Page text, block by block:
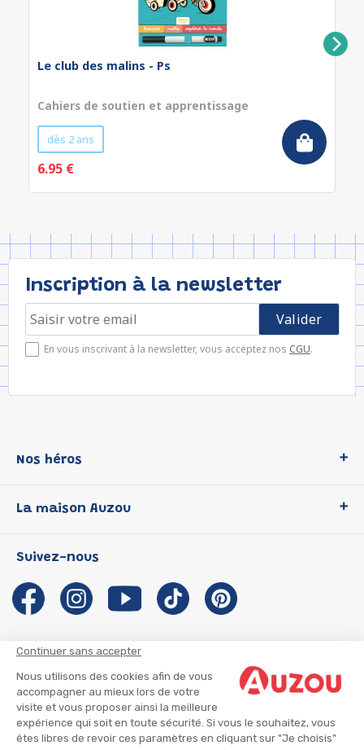
Continuer sans accepter
Nous utilisons des cookies afin de vous
accompagner au mieux lors de votre
visite et vous proposer ainsi la meilleure
expérience qui soit en toute sécurité. Si vous le souhaitez, vous
êtes libres de revoir ces paramètres en cliquant sur "Je choisis"
Le club des malins - Ps
Cahiers de soutien et apprentissage
dès 2 ans
6.95 €
Inscription à la newsletter
En vous inscrivant à la newsletter, vous acceptez nos CGU.
Nos héros
P'tit Loup
Les Influenceuses
Migali
Petite Taupe
La maison Auzou
Notre histoire
Auzou s'engage
Auteurs et illustrateurs Auzou
Suivre mon colis
Infos consommateur
Suivez-nous
CGU
CGV
Mentions légales